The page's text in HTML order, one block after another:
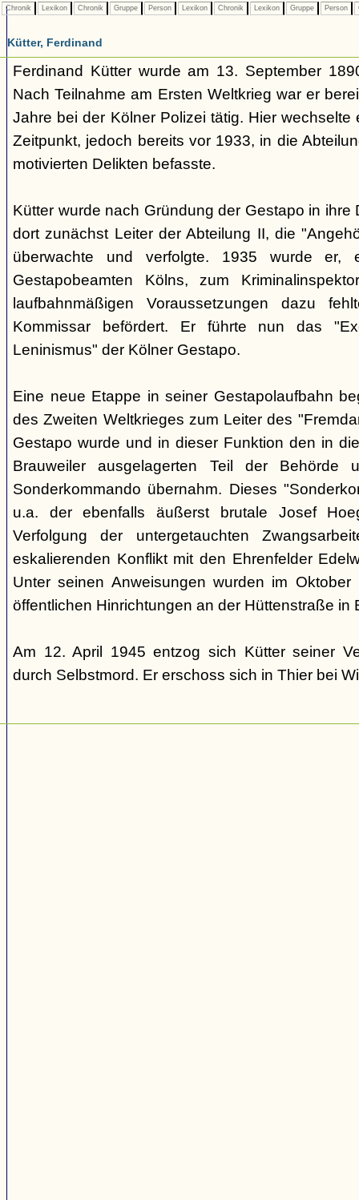
Chronik Lexikon Chronik Gruppe Person Lexikon Chronik Lexikon Gruppe Person
Kütter, Ferdinand
Ferdinand Kütter wurde am 13. September
Nach Teilnahme am Ersten Weltkrieg war er
Jahre bei der Kölner Polizei tätig. Hier
Zeitpunkt, jedoch bereits vor 1933, in die
motivierten Delikten befasste.
Kütter wurde nach Gründung der Gestapo in ihre
dort zunächst Leiter der Abteilung II, die
überwachte und verfolgte. 1935 wurde er,
Gestapobeamten Kölns, zum
laufbahnmäßigen Voraussetzungen dazu
Kommissar befördert. Er führte nun das
Leninismus" der Kölner Gestapo.
Eine neue Etappe in seiner Gestapolaufbahn
des Zweiten Weltkrieges zum Leiter des
Gestapo wurde und in dieser Funktion den in
Brauweiler ausgelagerten Teil der Behörde
Sonderkommando übernahm. Dieses
u.a. der ebenfalls äußerst brutale Josef
Verfolgung der untergetauchten
eskalierenden Konflikt mit den Ehrenfelder
Unter seinen Anweisungen wurden im
öffentlichen Hinrichtungen an der Hüttenstraße in
Am 12. April 1945 entzog sich Kütter seiner
durch Selbstmord. Er erschoss sich in Thier bei